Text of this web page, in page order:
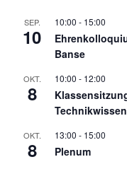
SEP.
10
10:00 - 15:00
Banse
OKT.
8
10:00 - 12:00
OKT.
8
13:00 - 15:00
Plenum